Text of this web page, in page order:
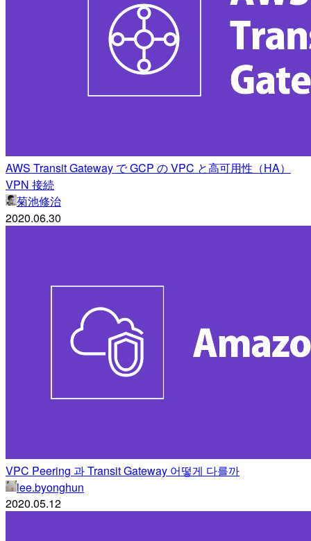
AWS Transit Gateway で GCP の VPC と高可用性（HA）
VPN 接続
菊池修治
2020.06.30
VPC Peering 과 Transit Gateway 어떻게 다를까
lee.byonghun
2020.05.12